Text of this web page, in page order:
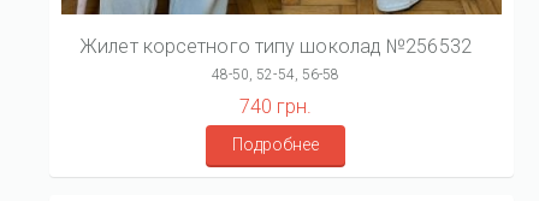
Жилет корсетного типу шоколад №256532
48-50, 52-54, 56-58
740 грн.
Подробнее